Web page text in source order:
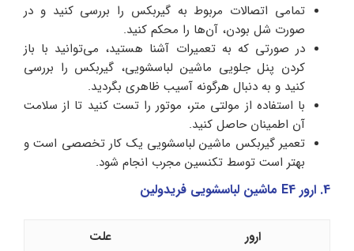
تمامی اتصالات مربوط به گیربکس را بررسی کنید و در
صورت شل بودن، آن‌ها را محکم کنید.
در صورتی که به تعمیرات آشنا هستید، می‌توانید با باز
کردن پنل جلویی ماشین لباسشویی، گیربکس را بررسی
کنید و به دنبال هرگونه آسیب ظاهری بگردید.
با استفاده از مولتی‌ متر، موتور را تست کنید تا از سلامت
آن اطمینان حاصل کنید.
تعمیر گیربکس ماشین لباسشویی یک کار تخصصی است و
بهتر است توسط تکنسین مجرب انجام شود.
4. ارور E4 ماشین لباسشویی فریدولین
ارور
علت